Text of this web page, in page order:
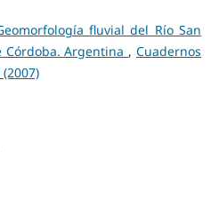
fluvial del Río San
Argentina ,Cuadernos